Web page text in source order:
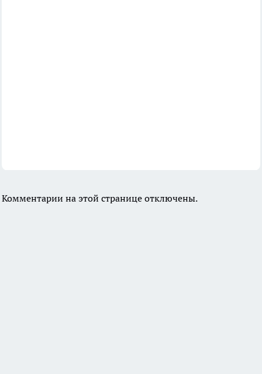
Комментарии на этой странице отключены.